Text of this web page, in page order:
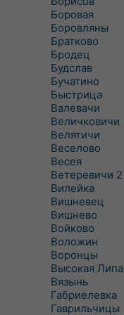
Боровая
Боровляны
Братково
Бродец
Будслав
Бучатино
Быстрица
Валевачи
Величковичи
Велятичи
Веселово
Весея
Ветеревичи 2
Вилейка
Вишневец
Вишнево
Войково
Воложин
Воронцы
Высокая Липа
Вязынь
Габриелевка
Гаврильчицы